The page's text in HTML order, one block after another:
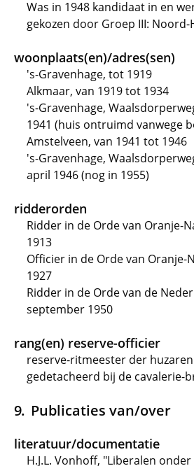
Was in 1948 kandidaat in en
gekozen door Groep III:
woonplaats(en)/adres(sen)
's-Gravenhage, tot 1919
Alkmaar, van 1919 tot 1934
's-Gravenhage,
1941 (huis ontruimd vanwege
Amstelveen, van 1941 tot 1946
's-Gravenhage,
april 1946 (nog in 1955)
ridderorden
Ridder in de Orde van Oranje-
1913
Officier in de Orde van Oranje-
1927
Ridder in de Orde van de
september 1950
rang(en) reserve-officier
reserve-ritmeester der
gedetacheerd bij de cavalerie-
Publicaties van/over
literatuur/documentatie
H.J.L. Vonhoff, "Liberalen